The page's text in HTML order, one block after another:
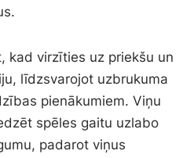
kad virzīties uz priekšu un
līdzsvarojot uzbrukuma
pienākumiem. Viņu
spēles gaitu uzlabo
padarot viņus